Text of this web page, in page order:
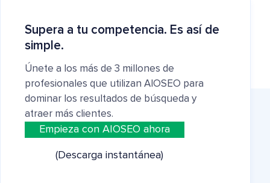
Supera a tu competencia. Es así de
simple.
Únete a los más de 3 millones de
profesionales que utilizan AIOSEO para
dominar los resultados de búsqueda y
atraer más clientes.
Empieza con AIOSEO ahora
(Descarga instantánea)